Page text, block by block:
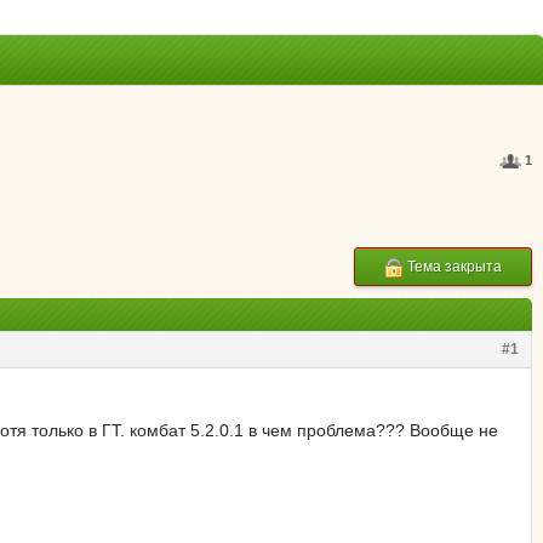
1
Тема закрыта
#1
только в ГТ. комбат 5.2.0.1 в чем проблема??? Вообще не